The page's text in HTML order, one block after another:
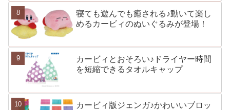
寝ても遊んでも癒される♪動いて楽し
めるカービィのぬいぐるみが登場！
カービィとおそろい♪ドライヤー時間
を短縮できるタオルキャップ
カービィ版ジェンガ♪かわいいブロッ